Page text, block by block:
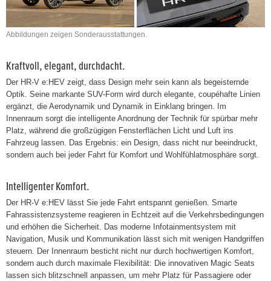
Abbildungen zeigen Sonderausstattungen.
Kraftvoll, elegant, durchdacht.
Der HR-V e:HEV zeigt, dass Design mehr sein kann als begeisternde
Optik. Seine markante SUV-Form wird durch elegante, coupéhafte Linien
ergänzt, die Aerodynamik und Dynamik in Einklang bringen. Im
Innenraum sorgt die intelligente Anordnung der Technik für spürbar mehr
Platz, während die großzügigen Fensterflächen Licht und Luft ins
Fahrzeug lassen. Das Ergebnis: ein Design, dass nicht nur beeindruckt,
sondern auch bei jeder Fahrt für Komfort und Wohlfühlatmosphäre sorgt.
Intelligenter Komfort.
Der HR-V e:HEV lässt Sie jede Fahrt entspannt genießen. Smarte
Fahrassistenzsysteme reagieren in Echtzeit auf die Verkehrsbedingungen
und erhöhen die Sicherheit. Das moderne Infotainmentsystem mit
Navigation, Musik und Kommunikation lässt sich mit wenigen Handgriffen
steuern. Der Innenraum besticht nicht nur durch hochwertigen Komfort,
sondern auch durch maximale Flexibilität: Die innovativen Magic Seats
lassen sich blitzschnell anpassen, um mehr Platz für Passagiere oder